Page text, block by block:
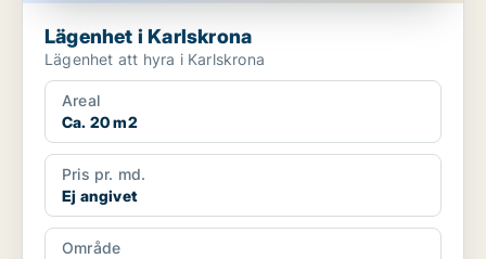
Lägenhet i Karlskrona
Lägenhet att hyra i Karlskrona
Areal
Ca. 20 m2
Pris pr. md.
Ej angivet
Område